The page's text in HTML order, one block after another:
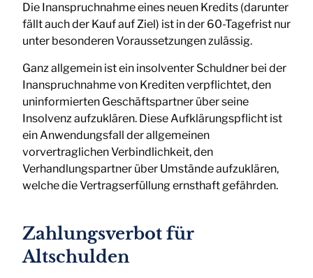
Die Inanspruchnahme eines neuen Kredits (darunter
fällt auch der Kauf auf Ziel) ist in der 60-Tagefrist nur
unter besonderen Voraussetzungen zulässig.
Ganz allgemein ist ein insolventer Schuldner bei der
Inanspruchnahme von Krediten verpflichtet, den
uninformierten Geschäftspartner über seine
Insolvenz aufzuklären. Diese Aufklärungspflicht ist
ein Anwendungsfall der allgemeinen
vorvertraglichen Verbindlichkeit, den
Verhandlungspartner über Umstände aufzuklären,
welche die Vertragserfüllung ernsthaft gefährden.
Zahlungsverbot für
Altschulden